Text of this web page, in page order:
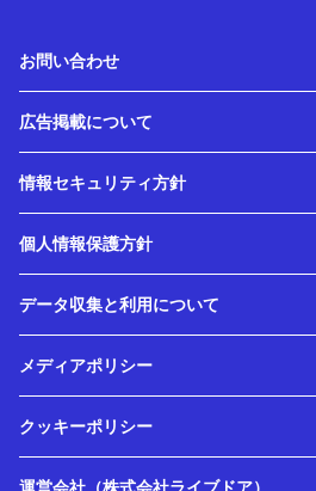
お問い合わせ
広告掲載について
情報セキュリティ方針
個人情報保護方針
データ収集と利用について
メディアポリシー
クッキーポリシー